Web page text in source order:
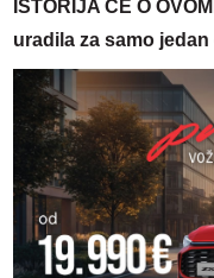
ISTORIJA ĆE O
uradila za samo jedan